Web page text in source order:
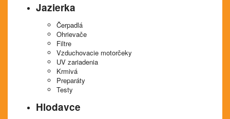
Jazierka
Čerpadlá
Ohrievače
Filtre
Vzduchovacie motorčeky
UV zariadenia
Krmivá
Preparáty
Testy
Hlodavce